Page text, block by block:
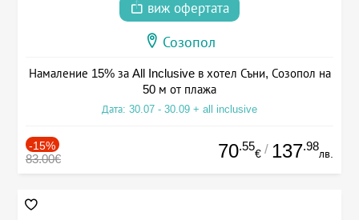
виж офертата
Созопол
Намаление 15% за All Inclusive в хотел Съни, Созопол на
50 м от плажа
Дата: 30.07 - 30.09 + all inclusive
-15%
83.00€ 70.55
€ / 137.98
лв.